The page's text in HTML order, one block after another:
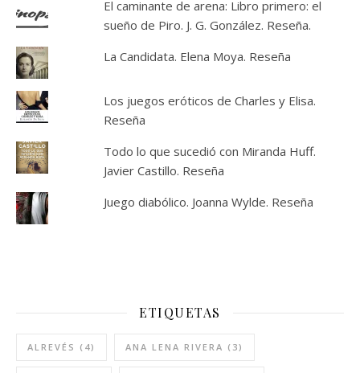
El caminante de arena: Libro primero: el
sueño de Piro. J. G. González. Reseña.
La Candidata. Elena Moya. Reseña
Los juegos eróticos de Charles y Elisa.
Reseña
Todo lo que sucedió con Miranda Huff.
Javier Castillo. Reseña
Juego diabólico. Joanna Wylde. Reseña
ETIQUETAS
ALREVÉS (4) ANA LENA RIVERA (3)